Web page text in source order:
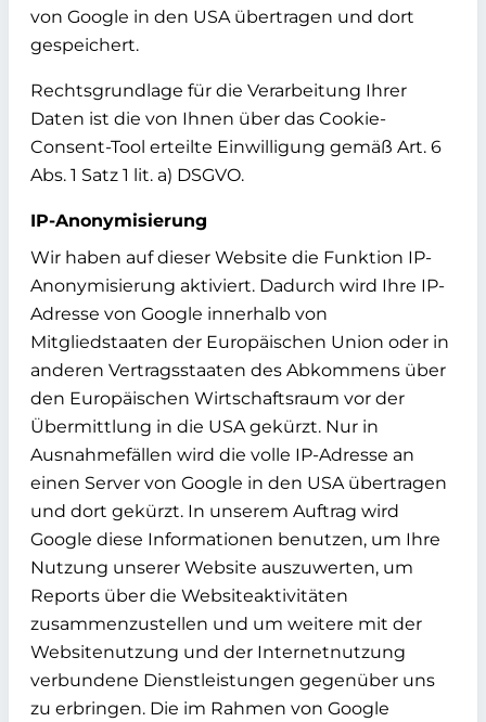
von Google in den USA übertragen und dort
gespeichert.
Rechtsgrundlage für die Verarbeitung Ihrer
Daten ist die von Ihnen über das Cookie-
Consent-Tool erteilte Einwilligung gemäß Art. 6
Abs. 1 Satz 1 lit. a) DSGVO.
IP-Anonymisierung
Wir haben auf dieser Website die Funktion IP-
Anonymisierung aktiviert. Dadurch wird Ihre IP-
Adresse von Google innerhalb von
Mitgliedstaaten der Europäischen Union oder in
anderen Vertragsstaaten des Abkommens über
den Europäischen Wirtschaftsraum vor der
Übermittlung in die USA gekürzt. Nur in
Ausnahmefällen wird die volle IP-Adresse an
einen Server von Google in den USA übertragen
und dort gekürzt. In unserem Auftrag wird
Google diese Informationen benutzen, um Ihre
Nutzung unserer Website auszuwerten, um
Reports über die Websiteaktivitäten
zusammenzustellen und um weitere mit der
Websitenutzung und der Internetnutzung
verbundene Dienstleistungen gegenüber uns
zu erbringen. Die im Rahmen von Google